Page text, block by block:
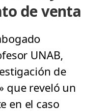
de venta
UNAB,
de
que reveló un
en el caso